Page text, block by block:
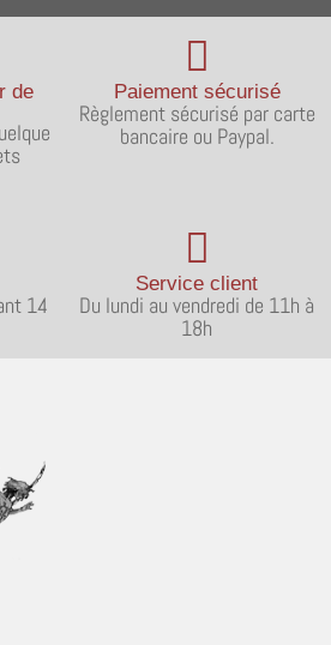
de
Paiement sécurisé
Règlement sécurisé par carte
bancaire ou Paypal.
14
Service client
Du lundi au vendredi de 11h à
18h